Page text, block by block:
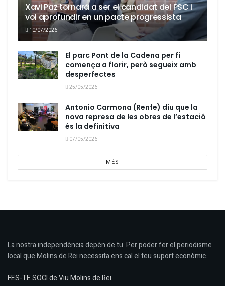
Xavi Paz tornarà a ser el candidat del PSC i
vol aprofundir en un pacte progressista
10/07/2026
El parc Pont de la Cadena per fi
comença a florir, però segueix amb
desperfectes
25/05/2026
Antonio Carmona (Renfe) diu que la
nova represa de les obres de l’estació
és la definitiva
07/05/2026
MÉS
La nostra independència depèn de tu. Per poder fer el periodisme
local que Molins de Rei necessita ens cal el teu suport econòmic.
FES-TE SOCI de Viu Molins de Rei